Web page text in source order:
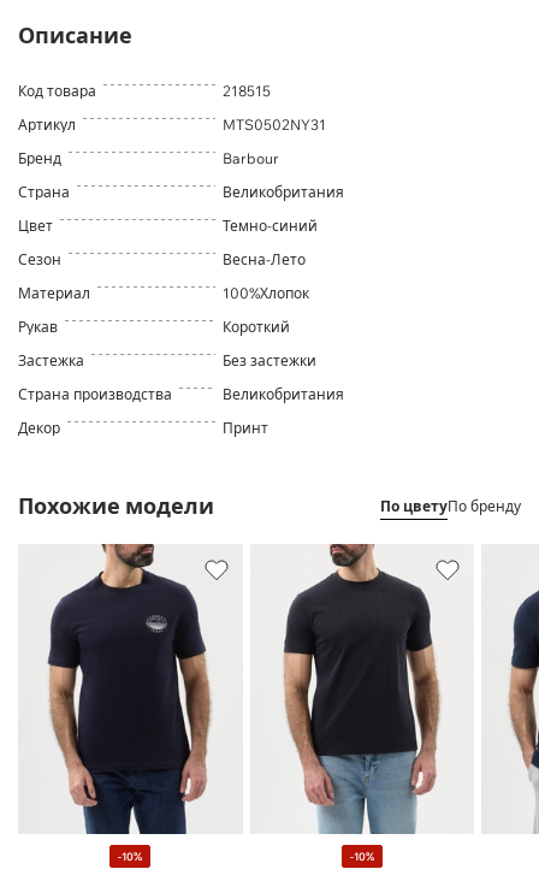
Описание
Код товара
218515
Артикул
MTS0502NY31
Бренд
Barbour
Страна
Великобритания
Цвет
Темно-синий
Сезон
Весна-Лето
Материал
100%Хлопок
Рукав
Короткий
Застежка
Без застежки
Страна производства
Великобритания
Декор
Принт
Похожие модели По цветуПо бренду
-10% -10%